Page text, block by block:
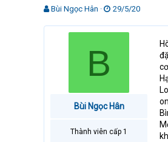
T
Bùi Ngọc Hân
N
à
29/5/20
B
Bùi Ngọc Hân
Thành viên cấp 1